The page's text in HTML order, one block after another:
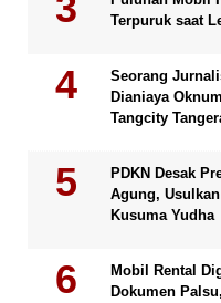
Terpuruk saat
Seorang
Dianiaya
Tangcity
PDKN Desak
Agung,
Kusuma Yudha
Mobil Rental
Dokumen